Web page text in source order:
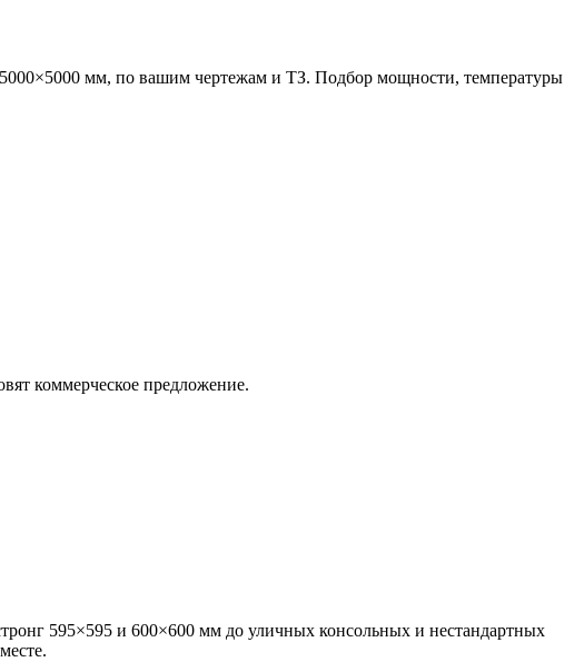
мм, по вашим чертежам и ТЗ. Подбор мощности, температуры
коммерческое предложение.
595×595 и 600×600 мм до уличных консольных и нестандартных